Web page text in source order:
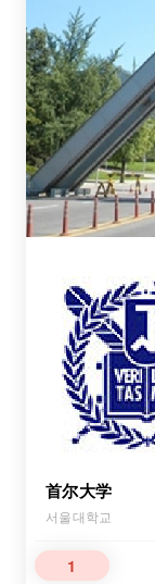
首尔大学
서울대학교
1